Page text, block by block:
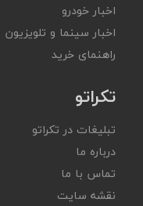
اخبار خودرو
اخبار سینما و تلویزیون
راهنمای خرید
تکراتو
تبلیغات در تکراتو
درباره ما
تماس با ما
نقشه سایت